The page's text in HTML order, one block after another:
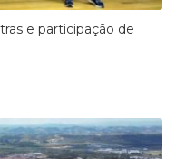
e participação de